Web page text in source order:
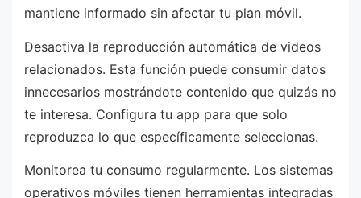
mantiene informado sin afectar tu plan móvil.
Desactiva la reproducción automática de videos
relacionados. Esta función puede consumir datos
innecesarios mostrándote contenido que quizás no
te interesa. Configura tu app para que solo
reproduzca lo que específicamente seleccionas.
Monitorea tu consumo regularmente. Los sistemas
operativos móviles tienen herramientas integradas